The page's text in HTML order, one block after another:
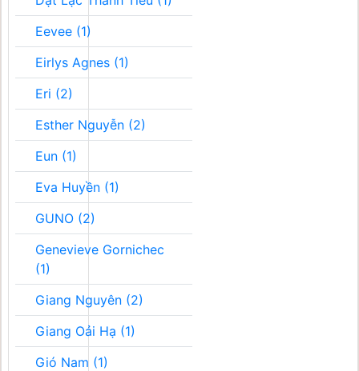
Eevee (1)
Eirlys Agnes (1)
Eri (2)
Esther Nguyễn (2)
Eun (1)
Eva Huyền (1)
GUNO (2)
Genevieve Gornichec
(1)
Giang Nguyên (2)
Giang Oải Hạ (1)
Gió Nam (1)